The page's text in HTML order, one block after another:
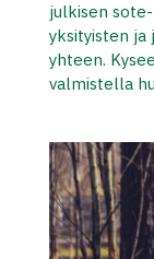
julkisen
yksityisten ja
yhteen.
valmistella